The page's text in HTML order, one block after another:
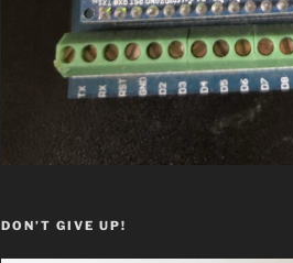
DON’T GIVE UP!